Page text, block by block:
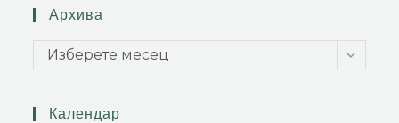
Архива
Изберете месец
Календар